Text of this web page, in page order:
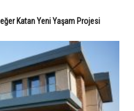
Katan Yeni Yaşam Projesi